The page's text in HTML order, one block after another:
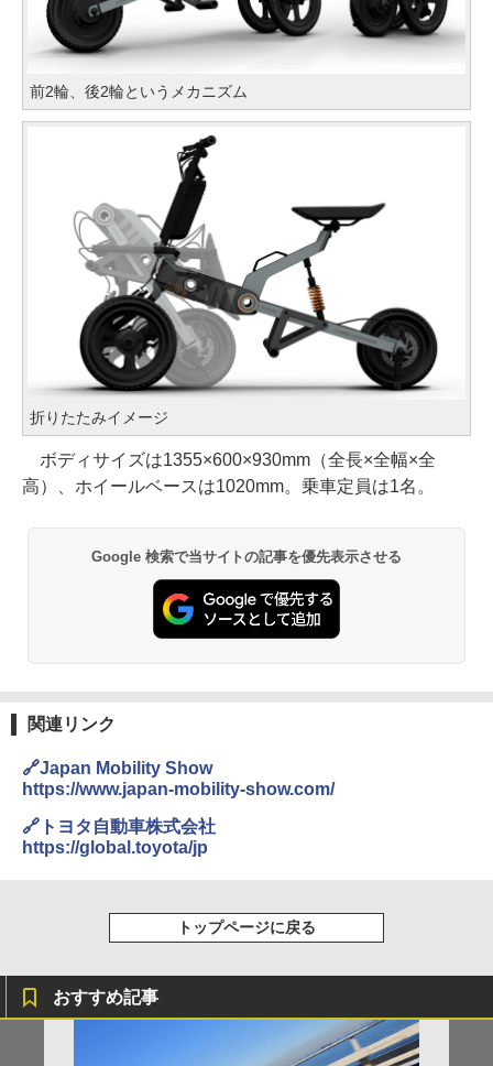
前2輪、後2輪というメカニズム
折りたたみイメージ
ボディサイズは1355×600×930mm（全長×全幅×全
高）、ホイールベースは1020mm。乗車定員は1名。
Google 検索で当サイトの記事を優先表示させる
関連リンク
🔗Japan Mobility Show
https://www.japan-mobility-show.com/
🔗トヨタ自動車株式会社
https://global.toyota/jp
トップページに戻る
おすすめ記事